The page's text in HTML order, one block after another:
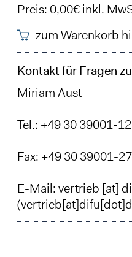
Preis: 0,00€ inkl.
zum Warenkorb
Kontakt für Fragen
Miriam Aust
Tel.: +49 30 39001-
Fax: +49 30 39001-
E-Mail:vertrieb [at]